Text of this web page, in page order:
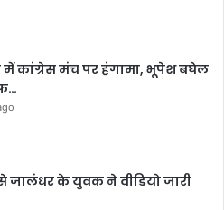
में कांग्रेस मंच पर हंगामा, भूपेश बघेल
के युवक ने वीडियो जारी